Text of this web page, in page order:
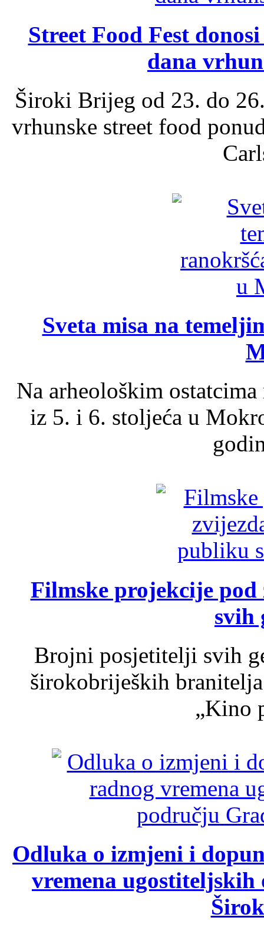
Street Food Fest
dana
Široki Brijeg od 23. do
vrhunske street food
Sveta misa na
Na arheološkim
iz 5. i 6. stoljeća u
Filmske projekcije
svih
Brojni posjetitelji svih
širokobrijeških
„Kino
Odluka o izmjeni i
vremena